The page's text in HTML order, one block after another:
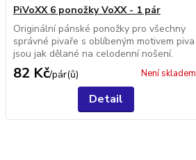
PiVoXX 6 ponožky VoXX - 1 pár
Originální pánské ponožky pro všechny
správné pivaře s oblíbeným motivem piva
jsou jak dělané na celodenní nošení.
82 Kč/pár(ů) Není skladem
Detail